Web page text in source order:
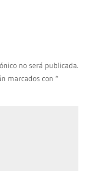
no será publicada.
marcados con *